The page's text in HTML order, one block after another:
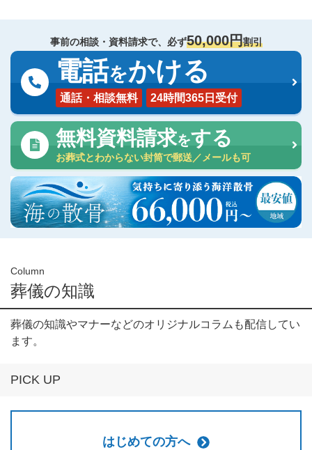
事前の相談・資料請求で、必ず50,000円割引
電話をかける
通話・相談無料 24時間365日受付
無料資料請求をする
お葬式とわからない封筒で郵送／メールも可
Column
葬儀の知識
葬儀の知識やマナーなどのオリジナルコラムも配信してい
ます。
PICK UP
はじめての方へ